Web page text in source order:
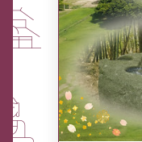
ふるさと納税なら、奈良